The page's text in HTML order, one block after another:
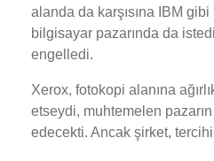
alanda da karşısına IBM gibi
bilgisayar pazarında da
engelledi.
Xerox, fotokopi alanına
etseydi, muhtemelen
edecekti. Ancak şirket,